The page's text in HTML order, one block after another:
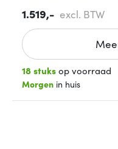
1.519,- excl. BTW
18 stuksop voorraad
Morgen in huis